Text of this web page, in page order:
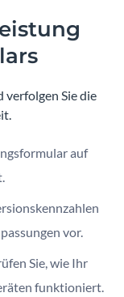
verfolgen Sie die
auf
vor.
Sie, wie Ihr
funktioniert.